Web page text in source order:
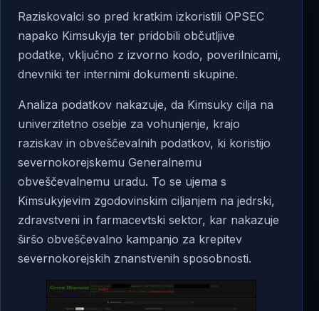
Raziskovalci so pred kratkim izkoristili OPSEC
napako Kimsukyja ter pridobili občutljive
podatke, vključno z izvorno kodo, poverilnicami,
dnevniki ter internimi dokumenti skupine.
Analiza podatkov nakazuje, da Kimsuky cilja na
univerzitetno osebje za vohunjenje, krajo
raziskav in obveščevalnih podatkov, ki koristijo
severnokorejskemu Generalnemu
obveščevalnemu uradu. To se ujema s
Kimsukyjevim zgodovinskim ciljanjem na jedrski,
zdravstveni in farmacevtski sektor, kar nakazuje
širšo obveščevalno kampanjo za krepitev
severnokorejskih znanstvenih sposobnosti.